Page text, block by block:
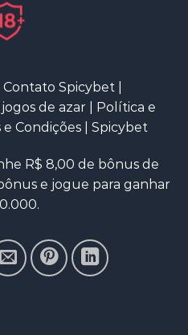
Contato Spicybet|
de azar
Política e
e Condições Spicybet
R$ 8,00 de bônus de
e jogue para ganhar